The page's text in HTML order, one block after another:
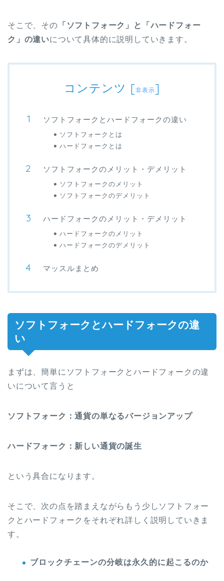
そこで、その 「ソフトフォーク」と「ハードフォー
ク」の違いについて具体的に説明していきます。
コンテンツ [非表示]
ソフトフォークとハードフォークの違い
ソフトフォークとは
ハードフォークとは
ソフトフォークのメリット・デメリット
ソフトフォークのメリット
ソフトフォークのデメリット
ハードフォークのメリット・デメリット
ハードフォークのメリット
ハードフォークのデメリット
マッスルまとめ
ソフトフォークとハードフォークの違
い
まずは、簡単にソフトフォークとハードフォークの違
いについて言うと
ソフトフォーク：通貨の単なるバージョンアップ
ハードフォーク：新しい通貨の誕生
という具合になります。
そこで、次の点を踏まえながらもう少しソフトフォー
クとハードフォークをそれぞれ詳しく説明していきま
す。
ブロックチェーンの分岐は永久的に起こるのか